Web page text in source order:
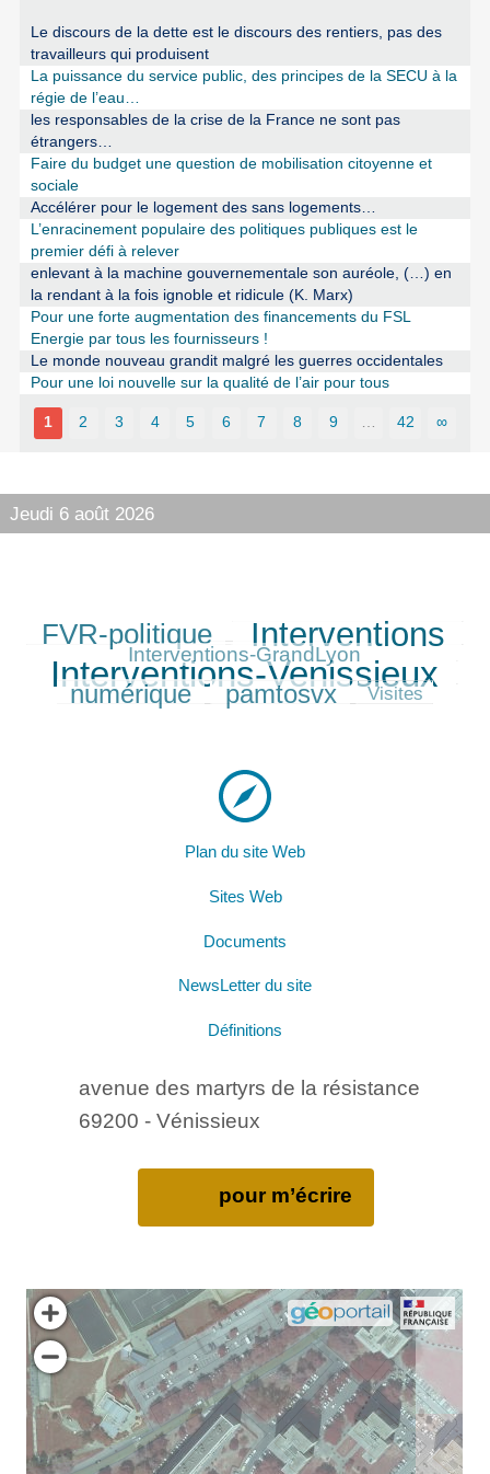
Le discours de la dette est le discours des rentiers, pas des
travailleurs qui produisent
La puissance du service public, des principes de la SECU à la
régie de l’eau…
les responsables de la crise de la France ne sont pas
étrangers…
Faire du budget une question de mobilisation citoyenne et
sociale
Accélérer pour le logement des sans logements…
L’enracinement populaire des politiques publiques est le
premier défi à relever
enlevant à la machine gouvernementale son auréole, (…) en
la rendant à la fois ignoble et ridicule (K. Marx)
Pour une forte augmentation des financements du FSL
Energie par tous les fournisseurs !
Le monde nouveau grandit malgré les guerres occidentales
Pour une loi nouvelle sur la qualité de l’air pour tous
1 2 3 4 5 6 7 8 9 … 42 ∞
Jeudi 6 août 2026
255/385
FVR-politique
353/385 Interventions
128/385
Interventions-GrandLyon
Interventions-Venissieux
230/385
numérique
234/385 pamtosvx
56/385 Visites
Plan du site Web
Sites Web
Documents
NewsLetter du site
Définitions
avenue des martyrs de la résistance
69200 - Vénissieux
pour m’écrire